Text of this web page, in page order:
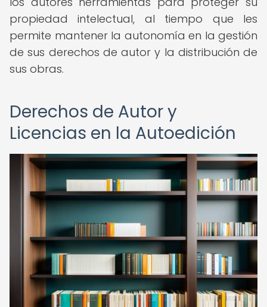
propiedad intelectual, al tiempo que les
permite mantener la autonomía en la gestión
de sus derechos de autor y la distribución de
sus obras.
Derechos de Autor y
Licencias en la Autoedición